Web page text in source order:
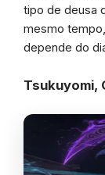
tipo de deusa
mesmo
depende do
Tsukuyomi,